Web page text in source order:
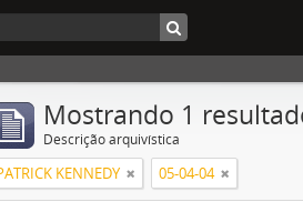
Mostrando 1
Descrição arquivística
KENNEDY 05-04-04